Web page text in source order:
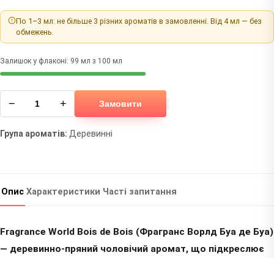
По 1–3 мл: не більше 3 різних ароматів в замовленні. Від 4 мл — без
обмежень.
Залишок у флаконі: 99 мл з 100 мл
− + Замовити
Група ароматів: Деревинні
Опис Характеристики Часті запитання
Fragrance World Bois de Bois (Фрагранс Ворлд Буа де Буа)
— деревинно-пряний чоловічий аромат, що підкреслює